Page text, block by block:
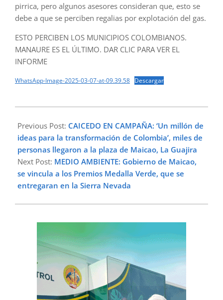
pirrica, pero algunos asesores consideran que, esto se
debe a que se perciben regalias por explotación del gas.
ESTO PERCIBEN LOS MUNICIPIOS COLOMBIANOS.
MANAURE ES EL ÚLTIMO. DAR CLIC PARA VER EL
INFORME
WhatsApp-Image-2025-03-07-at-09.39.58 Descargar
03-
10
Previous Post: CAICEDO EN CAMPAÑA: ‘Un millón de
ideas para la transformación de Colombia’, miles de
personas llegaron a la plaza de Maicao, La Guajira
Next Post: MEDIO AMBIENTE: Gobierno de Maicao,
se vincula a los Premios Medalla Verde, que se
entregaran en la Sierra Nevada